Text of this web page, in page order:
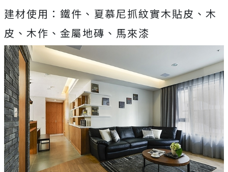
建材使用：鐵件、夏慕尼抓紋實木貼皮、木
皮、木作、金屬地磚、馬來漆